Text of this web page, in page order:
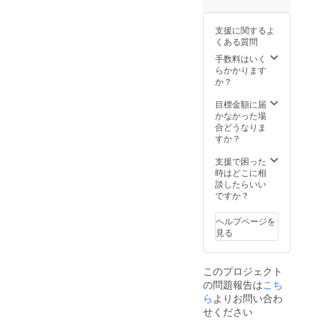
が遅れ
る場合
ます。
※備考欄
ト数の
記入を
お願い
大上限
数まで
の発送
となり
ます。
の月末
です。
のリ
ターン
が含ま
れてい
ます。
使用部
材の供
給状
況、製
造工程
上の都
荷時期
が遅れ
る場合
があり
ます。
※備考欄
後、ス
タッフ
連絡差
し上げ
プロ
ジェク
ト終了
内に配
送 配送
料は無
料で
す。 ※
国内配
ます。
※お届け
日は
「お届
け予
定」月
の読み
聞かせ
・家族
でのお
プレゼ
ントと
して ・
園・幼
稚園へ
の寄贈
🏢絵本
に企業
名記載
ジェク
ト終了
後、ス
タッフ
よりご
連絡差
株式会
社水野
製菓 🔴
活用方
法 ・お
子様と
タイム
・家族
でのお
プレゼ
ントと
して ・
地域の
保育
園・幼
の寄贈
🚚 配送
プロ
ジェク
ト終了
後、約
2ヶ月以
後、約
2ヶ月以
内に順
次配送
予定。
※国内配
ます。
※お届け
日は
定」月
の月末
です。
※こちら
ターン
は送料
が含ま
れてい
ます。
※ご注文
状況、
使用部
衛生
的、子
どもか
ら大人
まで安
心して
食品衛
生協会
HACCP
料】 含
蜜糖(国
内製
造)、黒
砂糖、
粉、小
麦蛋白
ン)/カラ
メル色
素、膨
張剤
力で」
を超え
たメッ
セージ
性も込
🔴ふ菓
子の特
徴 黒糖
用した
日本一
の出荷
量を誇
子。 個
包装で
衛生
的、子
ら大人
まで安
心して
楽しめ
ます。
本は付
ん。 🔴
ふ菓子
の特徴
黒糖を
たっぷ
した日
本一の
出荷量
を誇る
子。 個
包装で
衛生
的、子
ら大人
まで安
心して
楽しめ
食品衛
生協会
HACCP
取得
【原材
支援に関するよ
くある質問
手数料はいく
らかかります
か？
目標金額に届
かなかった場
合どうなりま
すか？
支援で困った
時はどこに相
談したらいい
ですか？
ヘルプページを
見る
このプロジェクト
の問題報告はこち
ら よりお問い合わ
せください